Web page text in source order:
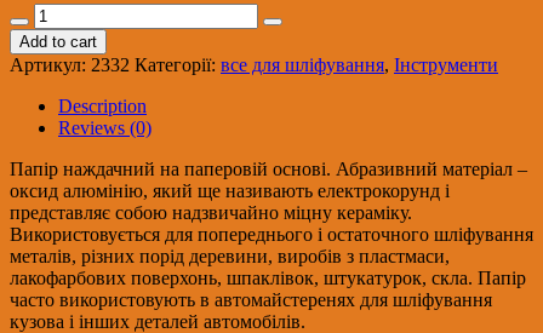
Папір
наждачний
на
паперовій
основі
115ммх5м
№240
(18-
586)
quantity
Add to cart
Артикул: 2332 Категорії: все для шліфування, Інструменти
Description
Reviews (0)
Папір наждачний на паперовій основі. Абразивний матеріал –
оксид алюмінію, який ще називають електрокорунд і
представляє собою надзвичайно міцну кераміку.
Використовується для попереднього і остаточного шліфування
металів, різних порід деревини, виробів з пластмаси,
лакофарбових поверхонь, шпаклівок, штукатурок, скла. Папір
часто використовують в автомайстеренях для шліфування
кузова і інших деталей автомобілів.